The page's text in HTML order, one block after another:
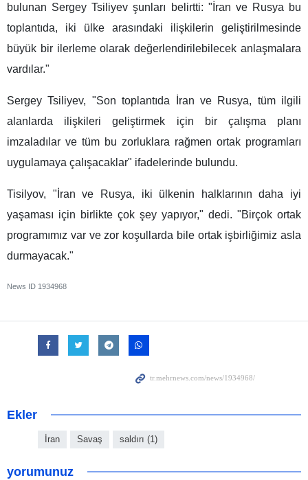
bulunan Sergey Tsiliyev şunları belirtti: "İran ve Rusya bu
toplantıda, iki ülke arasındaki ilişkilerin geliştirilmesinde
büyük bir ilerleme olarak değerlendirilebilecek anlaşmalara
vardılar."
Sergey Tsiliyev, "Son toplantıda İran ve Rusya, tüm ilgili
alanlarda ilişkileri geliştirmek için bir çalışma planı
imzaladılar ve tüm bu zorluklara rağmen ortak programları
uygulamaya çalışacaklar" ifadelerinde bulundu.
Tisilyov, "İran ve Rusya, iki ülkenin halklarının daha iyi
yaşaması için birlikte çok şey yapıyor," dedi. "Birçok ortak
programımız var ve zor koşullarda bile ortak işbirliğimiz asla
durmayacak."
News ID 1934968
Ekler
İran Savaş saldırı (1)
yorumunuz